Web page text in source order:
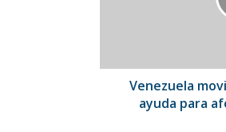
por
lluviasVenezuela
ayuda para